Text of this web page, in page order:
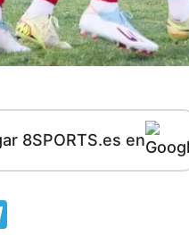
8SPORTS.es en